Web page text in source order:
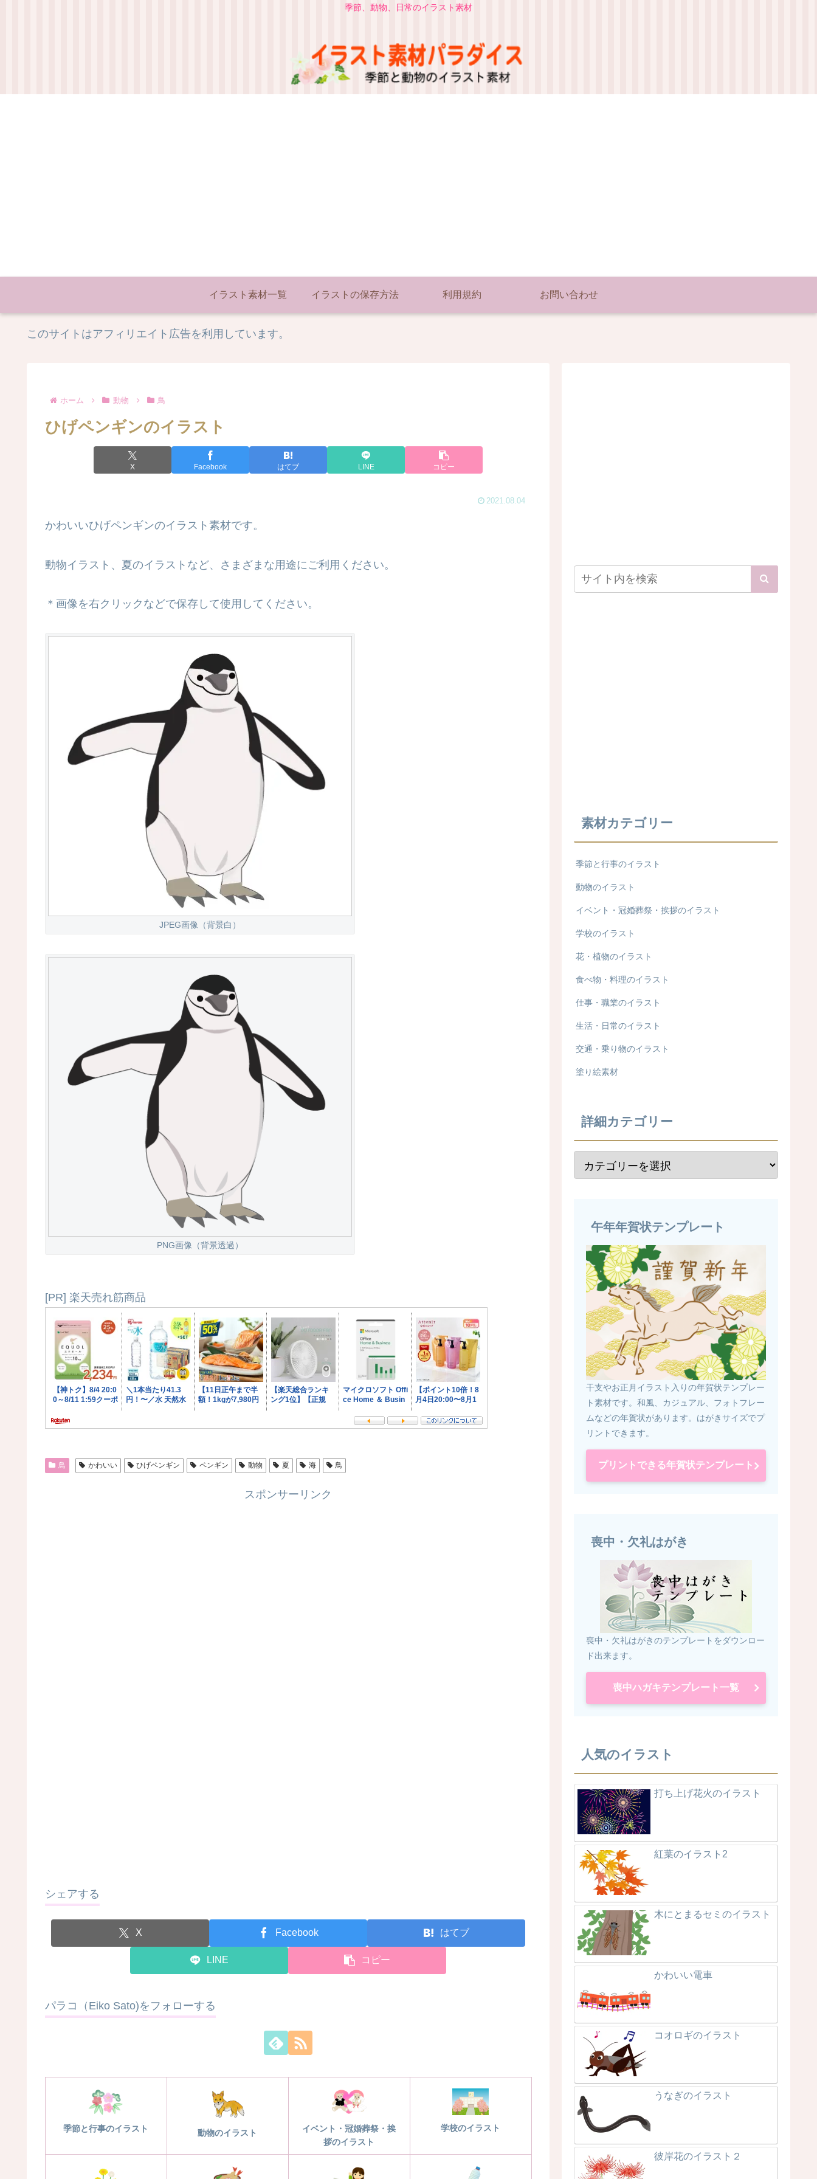
季節、動物、日常のイラスト素材
イラスト素材一覧 イラストの保存方法 利用規約 お問い合わせ
このサイトはアフィリエイト広告を利用しています。
ホーム 動物 鳥
ひげペンギンのイラスト
X Facebook はてブ LINE コピー
2021.08.04
かわいいひげペンギンのイラスト素材です。
動物イラスト、夏のイラストなど、さまざまな用途にご利用ください。
＊画像を右クリックなどで保存して使用してください。
JPEG画像（背景白）
PNG画像（背景透過）
[PR] 楽天売れ筋商品
鳥 かわいい ひげペンギン ペンギン 動物 夏 海 鳥
スポンサーリンク
シェアする
X Facebook はてブ
LINE コピー
パラコ（Eiko Sato)をフォローする
季節と行事のイラスト 動物のイラスト
イベント・冠婚葬祭・挨
拶のイラスト
学校のイラスト
素材カテゴリー
季節と行事のイラスト
動物のイラスト
イベント・冠婚葬祭・挨拶のイラスト
学校のイラスト
花・植物のイラスト
食べ物・料理のイラスト
仕事・職業のイラスト
生活・日常のイラスト
交通・乗り物のイラスト
塗り絵素材
詳細カテゴリー
午年年賀状テンプレート
干支やお正月イラスト入りの年賀状テンプレー
ト素材です。和風、カジュアル、フォトフレー
ムなどの年賀状があります。はがきサイズでプ
リントできます。
プリントできる年賀状テンプレート
喪中・欠礼はがき
喪中・欠礼はがきのテンプレートをダウンロー
ド出来ます。
喪中ハガキテンプレート一覧
人気のイラスト
打ち上げ花火のイラスト
紅葉のイラスト2
木にとまるセミのイラスト
かわいい電車
コオロギのイラスト
うなぎのイラスト
彼岸花のイラスト２